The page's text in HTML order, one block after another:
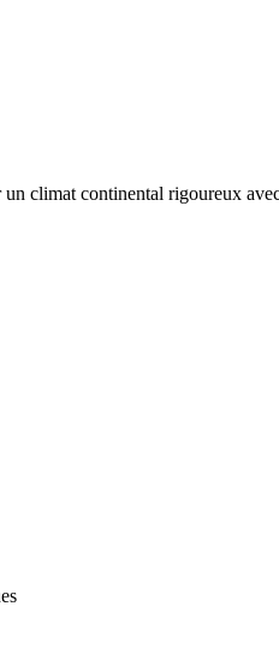
un climat continental rigoureux